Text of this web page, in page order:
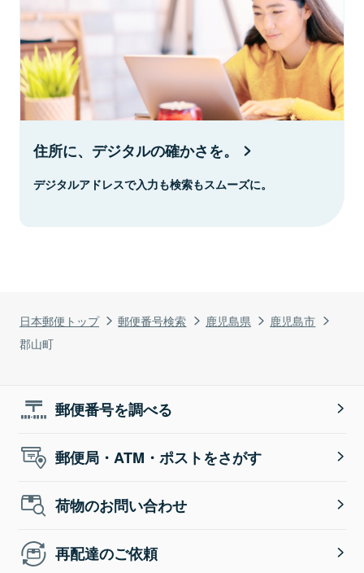
日本郵便トップ 郵便番号検索 鹿児島県
鹿児島市
郡山町
住所に、デジタルの確かさを。
デジタルアドレスで入力も検索もスムーズに。
郵便番号を調べる
郵便局・ATM・ポストをさがす
荷物のお問い合わせ
再配達のご依頼